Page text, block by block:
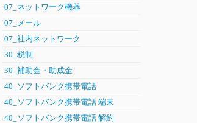
07_ネットワーク機器
07_メール
07_社内ネットワーク
30_税制
30_補助金・助成金
40_ソフトバンク携帯電話
40_ソフトバンク携帯電話 端末
40_ソフトバンク携帯電話 解約